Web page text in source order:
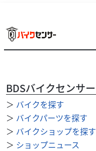
BDSバイクセンサー
＞ バイクを探す
＞ バイクパーツを探す
＞ バイクショップを探す
＞ ショップニュース